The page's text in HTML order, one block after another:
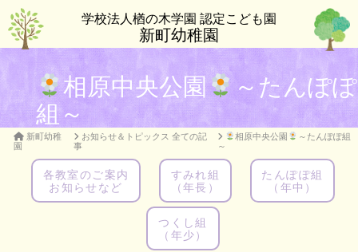
学校法人楢の木学園 認定こども園
新町幼稚園
相原中央公園
～たんぽぽ
組～
新町幼稚
園
お知らせ＆トピックス 全ての記
事
相原中央公園
～たんぽぽ組
～
各教室のご案内
お知らせなど
すみれ組
（年長）
たんぽぽ組
（年中）
つくし組
（年少）